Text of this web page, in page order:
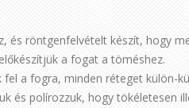
és röntgenfelvételt készít, hogy
a fogat a töméshez.
a fogra, minden réteget külön-
és polírozzuk, hogy tökéletesen